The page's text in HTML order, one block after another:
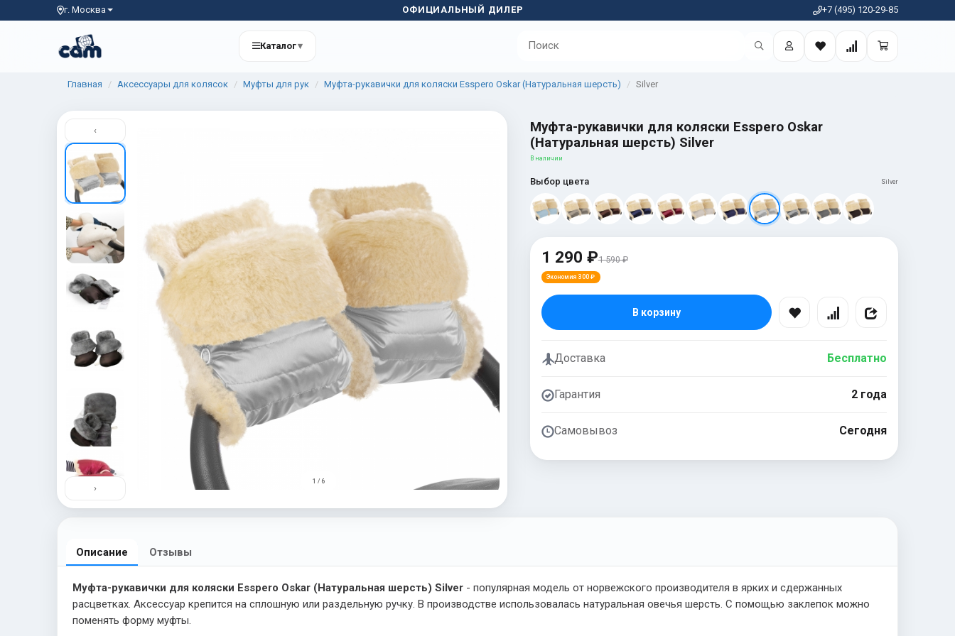
г. Москва ОФИЦИАЛЬНЫЙ ДИЛЕР +7 (495) 120-29-85
Каталог▾
Главная Аксессуары для колясок Муфты для рук Муфта-рукавички для коляски Esspero Oskar (Натуральная шерсть) Silver
‹
›
1 / 6
Муфта-рукавички для коляски Esspero Oskar
(Натуральная шерсть) Silver
В наличии
Выбор цвета Silver
1 290 ₽1 590 ₽
Экономия 300 ₽
В корзину
Доставка Бесплатно
Гарантия 2 года
Самовывоз Сегодня
Описание Отзывы
Муфта-рукавички для коляски Esspero Oskar (Натуральная шерсть) Silver - популярная модель от норвежского производителя в ярких и сдержанных
расцветках. Аксессуар крепится на сплошную или раздельную ручку. В производстве использовалась натуральная овечья шерсть. С помощью заклепок можно
поменять форму муфты.